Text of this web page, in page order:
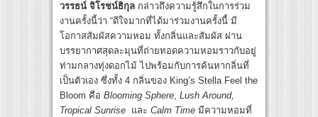
วรรธน์ จิโรชน์ธิกุล กล่าวถึงความรู้สึกในการร่วม
งานครั้งนี้ว่า “ดีใจมากที่ได้มาร่วมงานครั้งนี้ มี
โอกาสสัมผัสความหอม ทั้งกลิ่นและสัมผัส ผ่าน
บรรยากาศสุดละมุนที่ถ่ายทอดความหอมราวกับอยู่
ท่ามกลางทุ่งดอกไม้ ไปพร้อมกับการค้นหากลิ่นที่
เป็นตัวเอง ซึ่งทั้ง 4 กลิ่นของ King’s Stella Feel the
Bloom คือ Blooming Sphere, Lush Around,
Tropical Sunrise และ Calm Time มีความหอมที่